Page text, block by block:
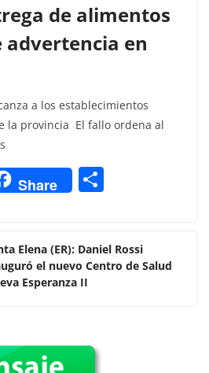
de alimentos
advertencia en
a los establecimientos
la provincia El fallo ordena al
Share
p
ar
Elena (ER): Daniel Rossi
el nuevo Centro de Salud
Esperanza II